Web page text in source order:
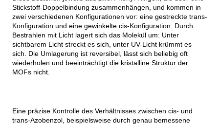
Stickstoff-Doppelbindung zusammenhängen, und kommen in
zwei verschiedenen Konfigurationen vor: eine gestreckte trans-
Konfiguration und eine gewinkelte cis-Konfiguration. Durch
Bestrahlen mit Licht lagert sich das Molekül um: Unter
sichtbarem Licht streckt es sich, unter UV-Licht krümmt es
sich. Die Umlagerung ist reversibel, lässt sich beliebig oft
wiederholen und beeinträchtigt die kristalline Struktur der
MOFs nicht.
Eine präzise Kontrolle des Verhältnisses zwischen cis- und
trans-Azobenzol, beispielsweise durch genau bemessene